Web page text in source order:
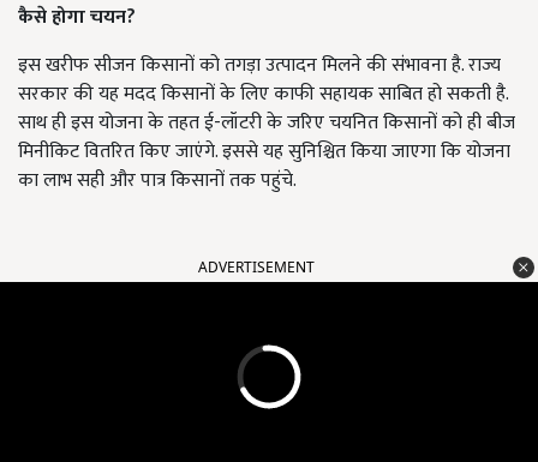
कैसे होगा चयन?
इस खरीफ सीजन किसानों को तगड़ा उत्पादन मिलने की संभावना है. राज्य
सरकार की यह मदद किसानों के लिए काफी सहायक साबित हो सकती है.
साथ ही इस योजना के तहत ई-लॉटरी के जरिए चयनित किसानों को ही बीज
मिनीकिट वितरित किए जाएंगे. इससे यह सुनिश्चित किया जाएगा कि योजना
का लाभ सही और पात्र किसानों तक पहुंचे.
ADVERTISEMENT